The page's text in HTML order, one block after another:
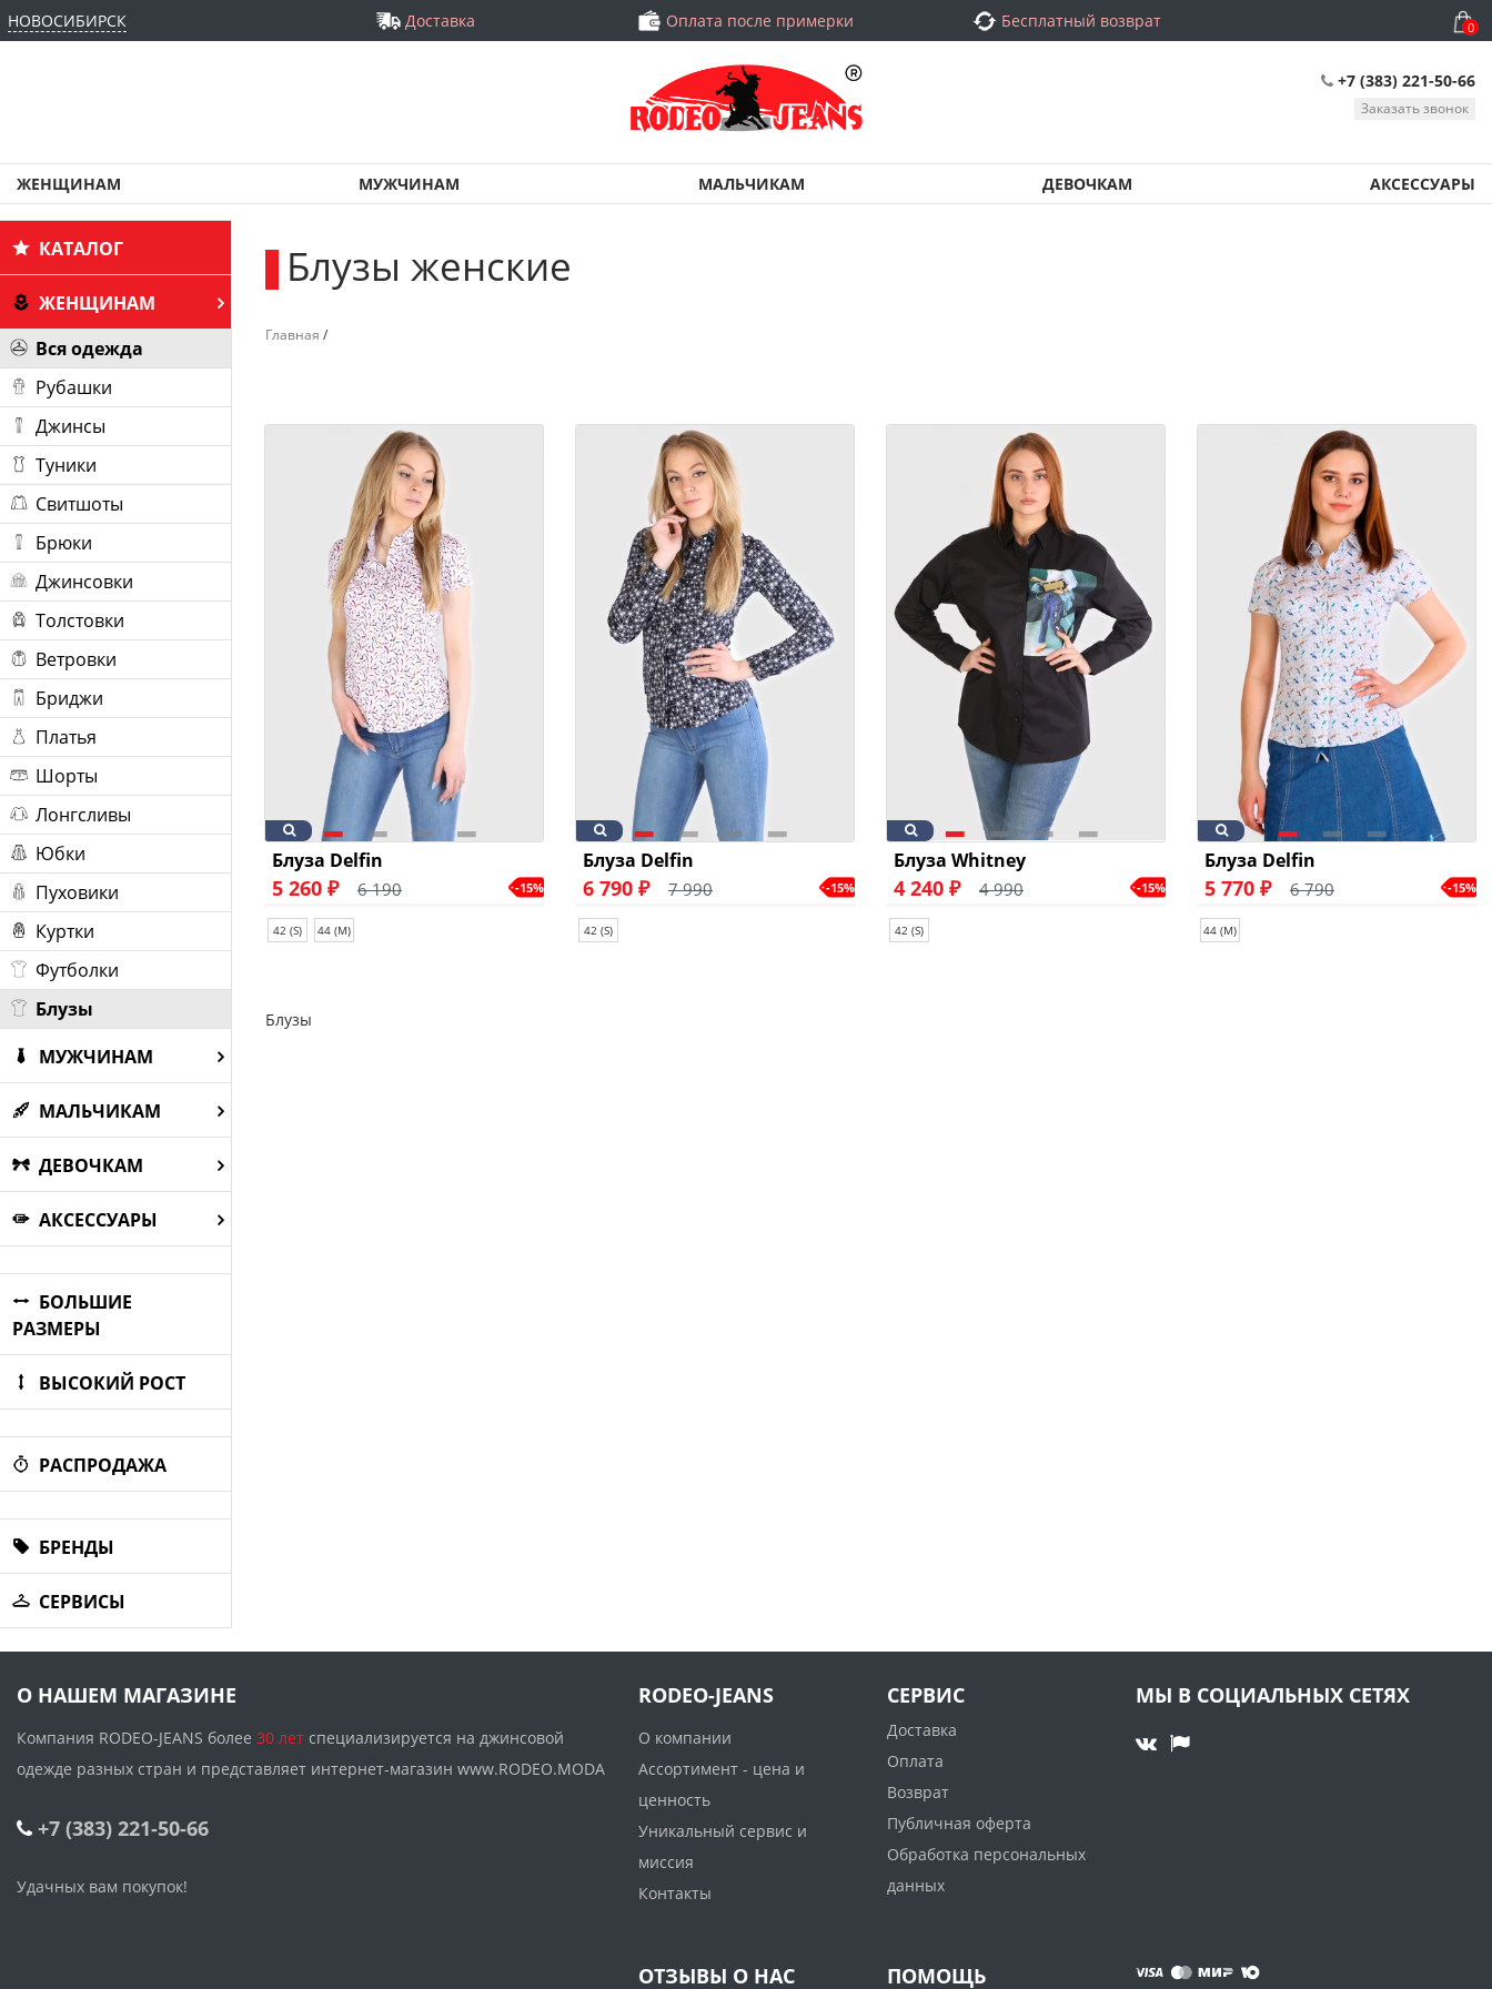
НОВОСИБИРСК Доставка Оплата после примерки Бесплатный возврат 0
+7 (383) 221-50-66
Заказать звонок
ЖЕНЩИНАМ МУЖЧИНАМ МАЛЬЧИКАМ ДЕВОЧКАМ АКСЕССУАРЫ
КАТАЛОГ
ЖЕНЩИНАМ
Вся одежда
Рубашки
Джинсы
Туники
Свитшоты
Брюки
Джинсовки
Толстовки
Ветровки
Бриджи
Платья
Шорты
Лонгсливы
Юбки
Пуховики
Куртки
Футболки
Блузы
МУЖЧИНАМ
МАЛЬЧИКАМ
ДЕВОЧКАМ
АКСЕССУАРЫ
БОЛЬШИЕ
РАЗМЕРЫ
ВЫСОКИЙ РОСТ
РАСПРОДАЖА
БРЕНДЫ
СЕРВИСЫ
Блузы женские
Главная /
Блуза Delfin
5 260 ₽ 6 190 -15%
42 (S) 44 (M)
Блуза Delfin
6 790 ₽ 7 990 -15%
42 (S)
Блуза Whitney
4 240 ₽ 4 990 -15%
42 (S)
Блуза Delfin
5 770 ₽ 6 790 -15%
44 (M)
Блузы
О НАШЕМ МАГАЗИНЕ
Компания RODEO-JEANS более 30 лет специализируется на джинсовой
одежде разных стран и представляет интернет-магазин www.RODEO.MODA
+7 (383) 221-50-66
Удачных вам покупок!
RODEO-JEANS
О компании
Ассортимент - цена и
ценность
Уникальный сервис и
миссия
Контакты
СЕРВИС
Доставка
Оплата
Возврат
Публичная оферта
Обработка персональных
данных
МЫ В СОЦИАЛЬНЫХ СЕТЯХ
ОТЗЫВЫ О НАС ПОМОЩЬ